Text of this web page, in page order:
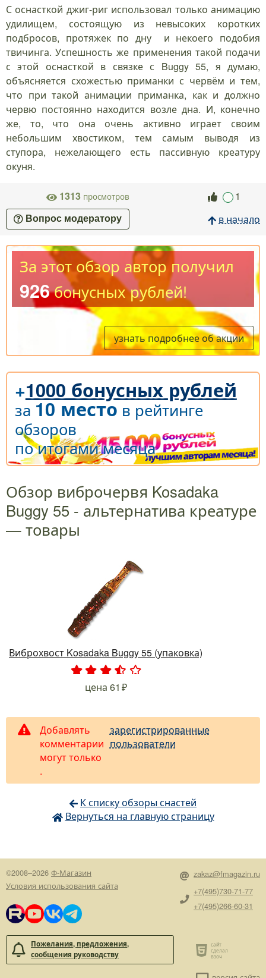
С оснасткой джиг-риг использовал только анимацию
удилищем, состоящую из невысоких коротких
подбросов, протяжек по дну и некоего подобия
твичинга. Успешность же применения такой подачи
с этой оснасткой в связке с Buggy 55, я думаю,
объясняется схожестью приманки с червём и тем,
что при такой анимации приманка, как и должно
червю постоянно находится возле дна. И, конечно
же, то, что она очень активно играет своим
небольшим хвостиком, тем самым выводя из
ступора, нежелающего есть пассивную креатуру
окуня.
1313 просмотров 1
Вопрос модератору в начало
За этот обзор автор получил
926бонусных рублей!
узнать подробнее об акции
+1000 бонусных рублей
за 10 место в рейтинге
обзоров
по итогами месяца
Обзор виброчервя Kosadaka
Buggy 55 - альтернатива креатуре
— товары
Виброхвост Kosadaka Buggy 55 (упаковка)
. .
цена 61
Добавлять
комментарии
могут только
зарегистрированные
пользователи
.
К списку обзоры снастей
Вернуться на главную страницу
©2008–2026 Ф-Магазин
Условия использования сайта
Пожелания, предложения,
сообщения руководству
zakaz@fmagazin.ru
+7(495)730-71-77
+7(495)266-60-31